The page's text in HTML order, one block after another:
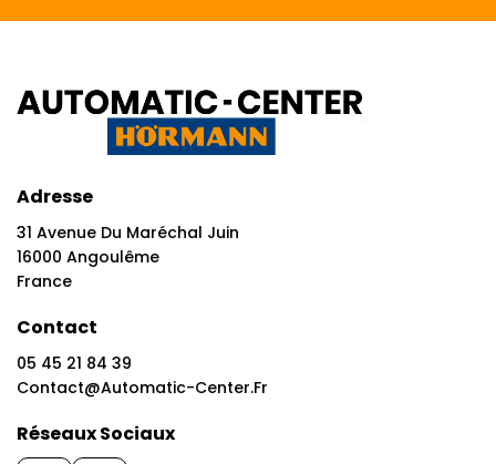
Adresse
31 Avenue Du Maréchal Juin
16000 Angoulême
France
Contact
05 45 21 84 39
Contact@automatic-Center.fr
Réseaux Sociaux